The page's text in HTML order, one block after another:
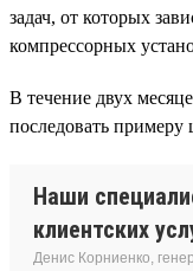
задач, от которых
компрессорных
В течение двух
последовать
Наши
клиентских
Денис Корниенко,